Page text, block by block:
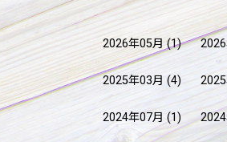
2026年05月(1)
2025年03月 (4)
2024年07月 (1)